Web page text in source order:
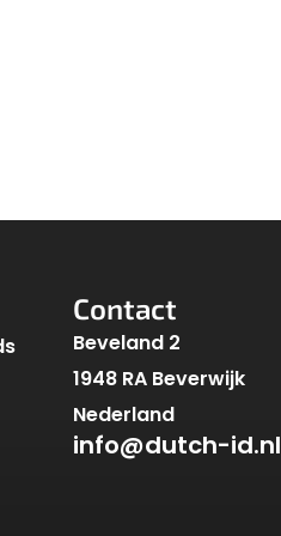
Contact
Beveland 2
1948 RA Beverwijk
Nederland
info@dutch-id.nl